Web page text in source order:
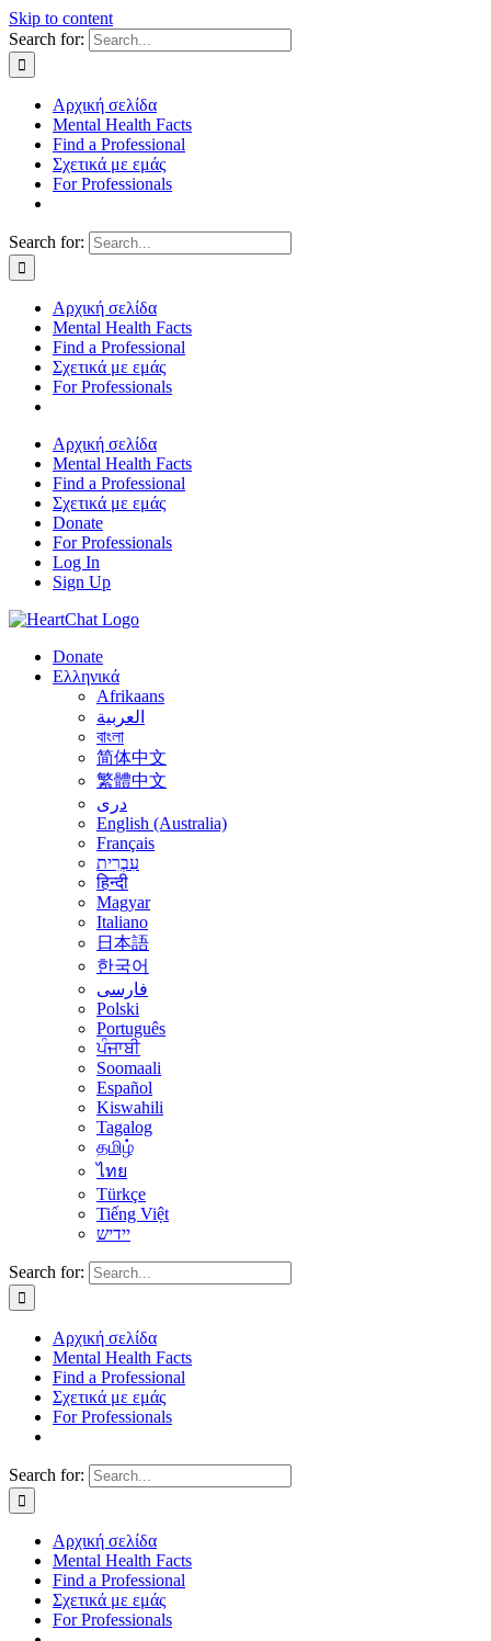
Skip to content
Search for:
Αρχική σελίδα
Mental Health Facts
Find a Professional
Σχετικά με εμάς
For Professionals
Search for:
Αρχική σελίδα
Mental Health Facts
Find a Professional
Σχετικά με εμάς
For Professionals
Αρχική σελίδα
Mental Health Facts
Find a Professional
Σχετικά με εμάς
Donate
For Professionals
Log In
Sign Up
Donate
Ελληνικά
Afrikaans
العربية
বাংলা
简体中文
繁體中文
درى
English (Australia)
Français
עִבְרִית
हिन्दी
Magyar
Italiano
日本語
한국어
فارسی
Polski
Português
ਪੰਜਾਬੀ
Soomaali
Español
Kiswahili
Tagalog
தமிழ்
ไทย
Türkçe
Tiếng Việt
יידיש
Search for:
Αρχική σελίδα
Mental Health Facts
Find a Professional
Σχετικά με εμάς
For Professionals
Search for:
Αρχική σελίδα
Mental Health Facts
Find a Professional
Σχετικά με εμάς
For Professionals